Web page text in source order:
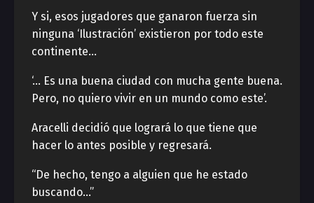
Y si, esos jugadores que ganaron fuerza sin
ninguna ‘Ilustración’ existieron por todo este
continente…
‘… Es una buena ciudad con mucha gente buena.
Pero, no quiero vivir en un mundo como este’.
Aracelli decidió que logrará lo que tiene que
hacer lo antes posible y regresará.
“De hecho, tengo a alguien que he estado
buscando…”